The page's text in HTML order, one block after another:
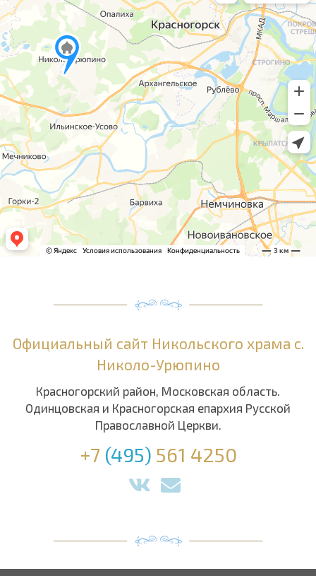
Официальный сайт Никольского храма с.
Николо-Урюпино
Красногорский район, Московская область.
Одинцовская и Красногорская епархия Русской
Православной Церкви.
+7 (495) 561 4250